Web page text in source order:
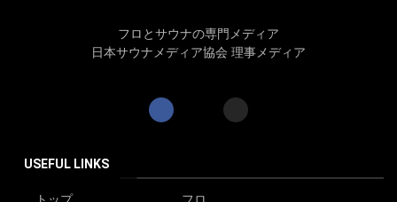
フロとサウナの専門メディア
日本サウナメディア協会 理事メディア
USEFUL LINKS
トップ フロ